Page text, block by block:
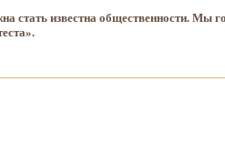
стать известна общественности. Мы